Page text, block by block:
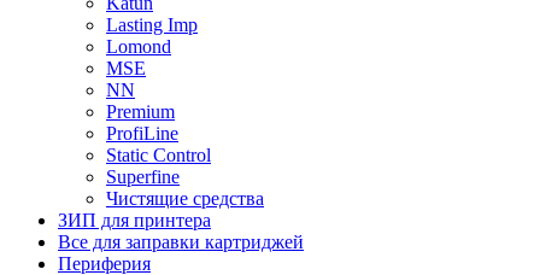
Lasting Imp
Lomond
MSE
NN
Premium
ProfiLine
Static Control
Superfine
Чистящие средства
ЗИП для принтера
Все для заправки картриджей
Периферия